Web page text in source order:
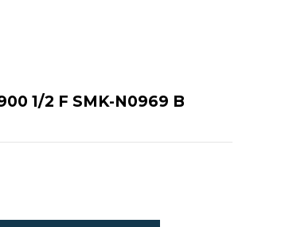
1/2 F SMK-N0969 B